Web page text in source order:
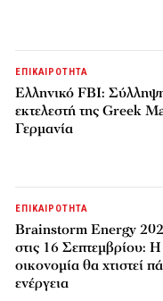
ΕΠΙΚΑΙΡΟΤΗΤΑ
Ελληνικό FBI:
εκτελεστή της Greek
Γερμανία
ΕΠΙΚΑΙΡΟΤΗΤΑ
Brainstorm Energy
στις 16 Σεπτεμβρίου:
οικονομία θα χτιστεί
ενέργεια